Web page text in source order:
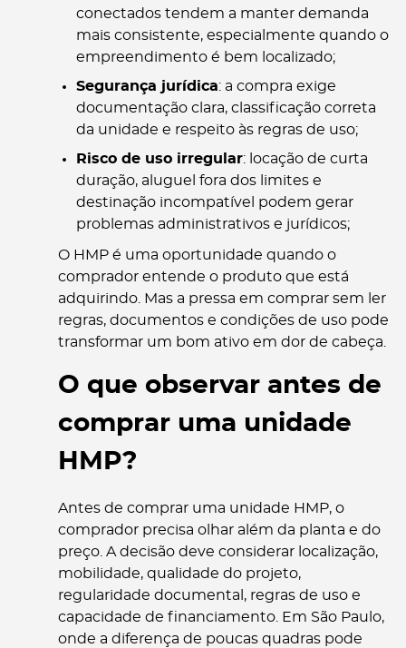
conectados tendem a manter demanda
mais consistente, especialmente quando o
empreendimento é bem localizado;
Segurança jurídica: a compra exige
documentação clara, classificação correta
da unidade e respeito às regras de uso;
Risco de uso irregular: locação de curta
duração, aluguel fora dos limites e
destinação incompatível podem gerar
problemas administrativos e jurídicos;
O HMP é uma oportunidade quando o
comprador entende o produto que está
adquirindo. Mas a pressa em comprar sem ler
regras, documentos e condições de uso pode
transformar um bom ativo em dor de cabeça.
O que observar antes de
comprar uma unidade
HMP?
Antes de comprar uma unidade HMP, o
comprador precisa olhar além da planta e do
preço. A decisão deve considerar localização,
mobilidade, qualidade do projeto,
regularidade documental, regras de uso e
capacidade de financiamento. Em São Paulo,
onde a diferença de poucas quadras pode